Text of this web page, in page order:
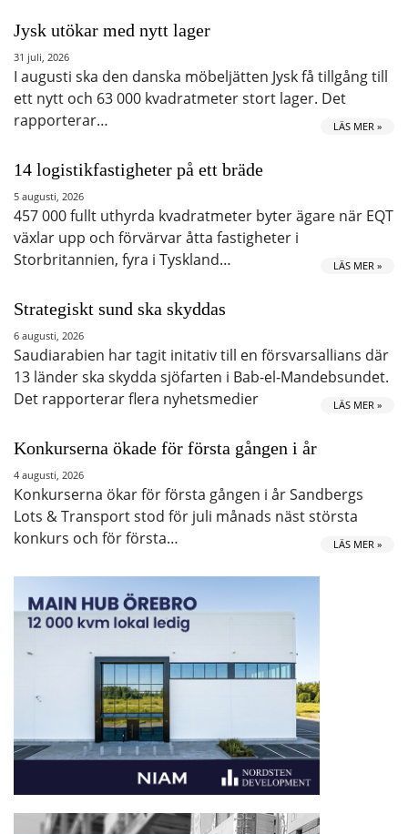
Jysk utökar med nytt lager
31 juli, 2026
I augusti ska den danska möbeljätten Jysk få tillgång till
ett nytt och 63 000 kvadratmeter stort lager. Det
rapporterar…
LÄS MER »
14 logistikfastigheter på ett bräde
5 augusti, 2026
457 000 fullt uthyrda kvadratmeter byter ägare när EQT
växlar upp och förvärvar åtta fastigheter i
Storbritannien, fyra i Tyskland…
LÄS MER »
Strategiskt sund ska skyddas
6 augusti, 2026
Saudiarabien har tagit initativ till en försvarsallians där
13 länder ska skydda sjöfarten i Bab-el-Mandebsundet.
Det rapporterar flera nyhetsmedier
LÄS MER »
Konkurserna ökade för första gången i år
4 augusti, 2026
Konkurserna ökar för första gången i år Sandbergs
Lots & Transport stod för juli månads näst största
konkurs och för första…
LÄS MER »